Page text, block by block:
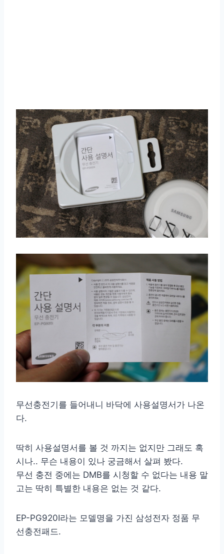
무선충전기를 들어내니 바닥에 사용설명서가 나온
다.
딱히 사용설명서를 볼 것 까지는 없지만 그래도 혹
시나.. 무슨 내용이 있나 궁금해서 살펴 봤다.
무선 충전 중에는 DMB를 시청할 수 없다는 내용 말
고는 딱히 특별한 내용은 없는 것 같다.
EP-PG920I라는 모델명을 가진 삼성전자 정품 무
선충전패드.